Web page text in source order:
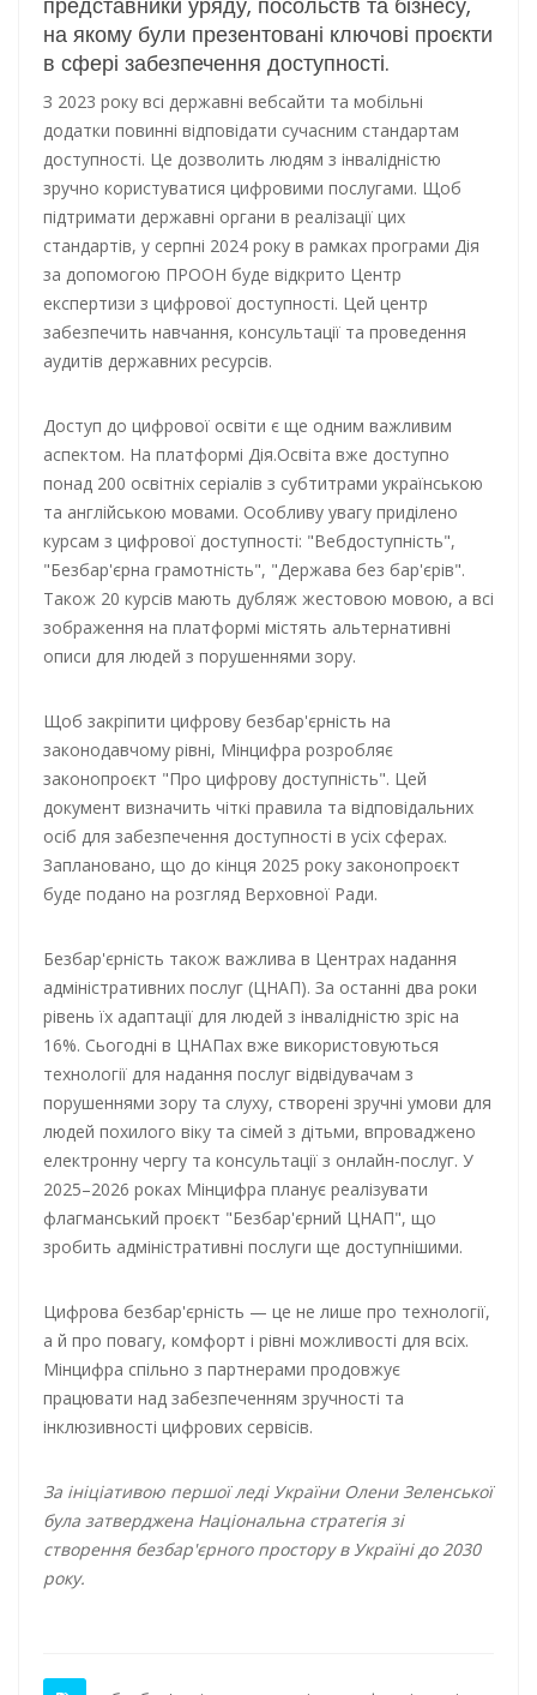
на якому були презентовані ключові проєкти
в сфері забезпечення доступності.
З 2023 року всі державні вебсайти та мобільні
додатки повинні відповідати сучасним стандартам
доступності. Це дозволить людям з інвалідністю
зручно користуватися цифровими послугами. Щоб
підтримати державні органи в реалізації цих
стандартів, у серпні 2024 року в рамках програми Дія
за допомогою ПРООН буде відкрито Центр
експертизи з цифрової доступності. Цей центр
забезпечить навчання, консультації та проведення
аудитів державних ресурсів.
Доступ до цифрової освіти є ще одним важливим
аспектом. На платформі Дія.Освіта вже доступно
понад 200 освітніх серіалів з субтитрами українською
та англійською мовами. Особливу увагу приділено
курсам з цифрової доступності: "Вебдоступність",
"Безбар'єрна грамотність", "Держава без бар'єрів".
Також 20 курсів мають дубляж жестовою мовою, а всі
зображення на платформі містять альтернативні
описи для людей з порушеннями зору.
Щоб закріпити цифрову безбар'єрність на
законодавчому рівні, Мінцифра розробляє
законопроєкт "Про цифрову доступність". Цей
документ визначить чіткі правила та відповідальних
осіб для забезпечення доступності в усіх сферах.
Заплановано, що до кінця 2025 року законопроєкт
буде подано на розгляд Верховної Ради.
Безбар'єрність також важлива в Центрах надання
адміністративних послуг (ЦНАП). За останні два роки
рівень їх адаптації для людей з інвалідністю зріс на
16%. Сьогодні в ЦНАПах вже використовуються
технології для надання послуг відвідувачам з
порушеннями зору та слуху, створені зручні умови для
людей похилого віку та сімей з дітьми, впроваджено
електронну чергу та консультації з онлайн-послуг. У
2025–2026 роках Мінцифра планує реалізувати
флагманський проєкт "Безбар'єрний ЦНАП", що
зробить адміністративні послуги ще доступнішими.
Цифрова безбар'єрність — це не лише про технології,
а й про повагу, комфорт і рівні можливості для всіх.
Мінцифра спільно з партнерами продовжує
працювати над забезпеченням зручності та
інклюзивності цифрових сервісів.
За ініціативою першої леді України Олени Зеленської
була затверджена Національна стратегія зі
створення безбар'єрного простору в Україні до 2030
року.